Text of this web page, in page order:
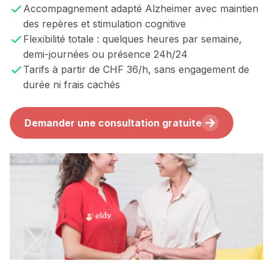
Accompagnement adapté Alzheimer avec maintien
des repères et stimulation cognitive
Flexibilité totale : quelques heures par semaine,
demi-journées ou présence 24h/24
Tarifs à partir de CHF 36/h, sans engagement de
durée ni frais cachés
Demander une consultation gratuite